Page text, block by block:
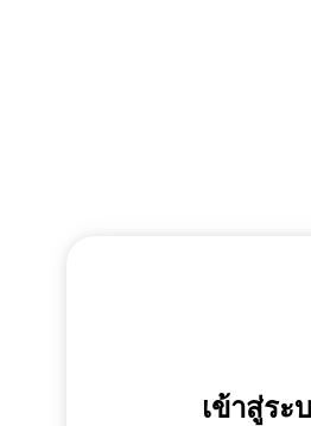
เข้าสู่ระ